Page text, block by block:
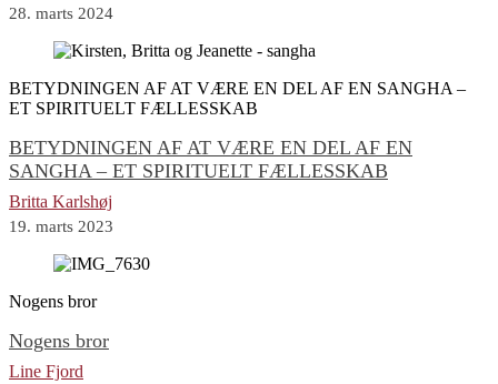
28. marts 2024
BETYDNINGEN AF AT VÆRE EN DEL AF EN SANGHA –
ET SPIRITUELT FÆLLESSKAB
BETYDNINGEN AF AT VÆRE EN DEL AF EN
SANGHA – ET SPIRITUELT FÆLLESSKAB
Britta Karlshøj
19. marts 2023
Nogens bror
Nogens bror
Line Fjord